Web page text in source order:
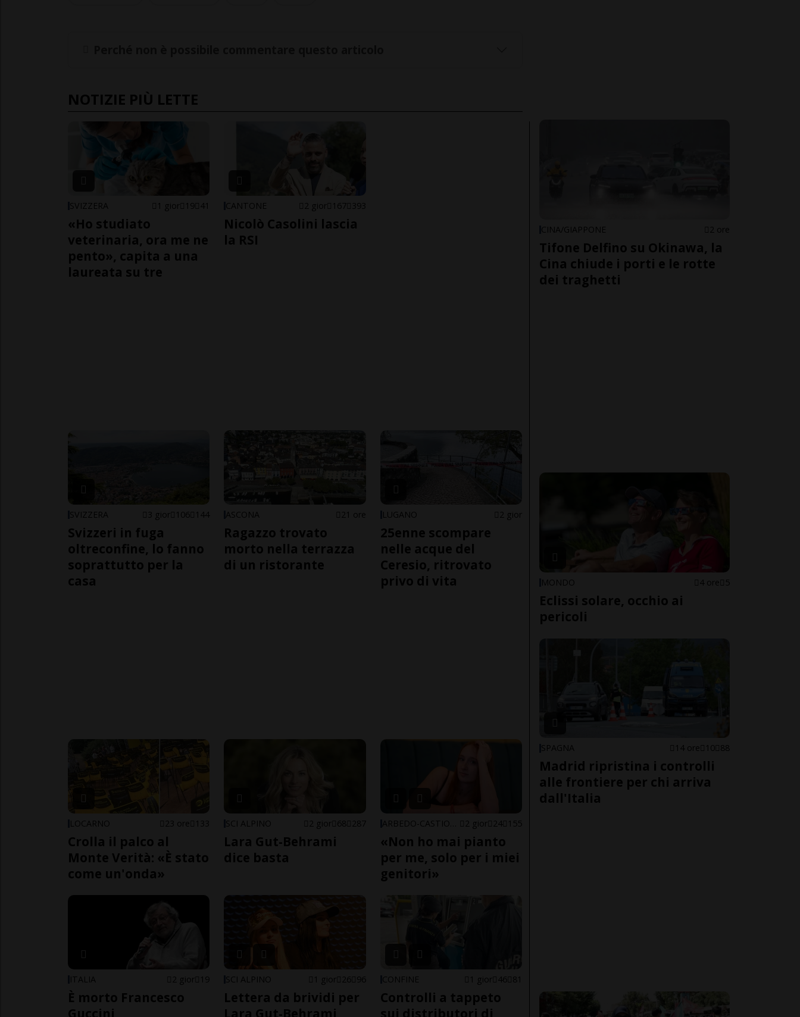
NOTIZIE PIÙ LETTE
SVIZZERA 1 gior 19 41
«Ho studiato
veterinaria, ora me ne
pento», capita a una
laureata su tre
CANTONE 2 gior 167 393
Nicolò Casolini lascia
la RSI
SVIZZERA 3 gior 106 144
Svizzeri in fuga
oltreconfine, lo fanno
soprattutto per la
casa
ASCONA 21 ore
Ragazzo trovato
morto nella terrazza
di un ristorante
LUGANO 2 gior
25enne scompare
nelle acque del
Ceresio, ritrovato
privo di vita
LOCARNO 23 ore 133
Crolla il palco al
Monte Verità: «È stato
come un'onda»
SCI ALPINO 2 gior 68 287
Lara Gut-Behrami
dice basta
2 gior 24 155
«Non ho mai pianto
per me, solo per i miei
genitori»
ITALIA 2 gior 19
È morto Francesco
Guccini
SCI ALPINO 1 gior 26 96
Lettera da brividi per
Lara Gut-Behrami
CONFINE 1 gior 46 81
Controlli a tappeto
sui distributori di
CINA/GIAPPONE 2 ore
Tifone Delfino su Okinawa, la
Cina chiude i porti e le rotte
dei traghetti
MONDO 4 ore 5
Eclissi solare, occhio ai
pericoli
SPAGNA 14 ore 10 88
Madrid ripristina i controlli
alle frontiere per chi arriva
dall'Italia